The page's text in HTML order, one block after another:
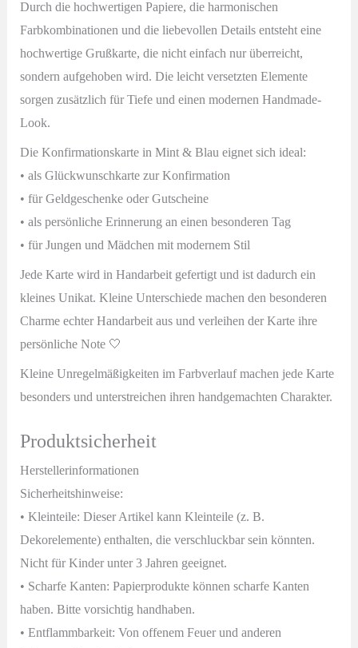
Durch die hochwertigen Papiere, die harmonischen
Farbkombinationen und die liebevollen Details entsteht eine
hochwertige Grußkarte, die nicht einfach nur überreicht,
sondern aufgehoben wird. Die leicht versetzten Elemente
sorgen zusätzlich für Tiefe und einen modernen Handmade-
Look.
Die Konfirmationskarte in Mint & Blau eignet sich ideal:
• als Glückwunschkarte zur Konfirmation
• für Geldgeschenke oder Gutscheine
• als persönliche Erinnerung an einen besonderen Tag
• für Jungen und Mädchen mit modernem Stil
Jede Karte wird in Handarbeit gefertigt und ist dadurch ein
kleines Unikat. Kleine Unterschiede machen den besonderen
Charme echter Handarbeit aus und verleihen der Karte ihre
persönliche Note 🤍
Kleine Unregelmäßigkeiten im Farbverlauf machen jede Karte
besonders und unterstreichen ihren handgemachten Charakter.
Produktsicherheit
Herstellerinformationen
Sicherheitshinweise:
• Kleinteile: Dieser Artikel kann Kleinteile (z. B.
Dekorelemente) enthalten, die verschluckbar sein könnten.
Nicht für Kinder unter 3 Jahren geeignet.
• Scharfe Kanten: Papierprodukte können scharfe Kanten
haben. Bitte vorsichtig handhaben.
• Entflammbarkeit: Von offenem Feuer und anderen